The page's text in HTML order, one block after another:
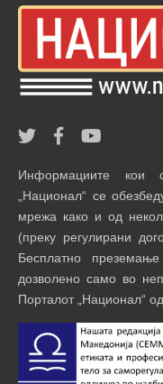
Информациите кои
„Национал“ се
мрежа како и од
(преку регулирани
Бесплатно
дозволено само во
Порталот „Национал“